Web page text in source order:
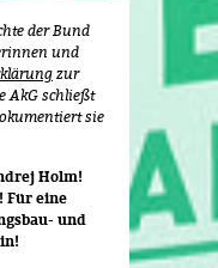
der Bund
und
zur
AkG schließt
sie
Holm!
Für eine
und